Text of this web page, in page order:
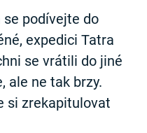
se podívejte do
expedici Tatra
se vrátili do jiné
ale ne tak brzy.
si zrekapitulovat